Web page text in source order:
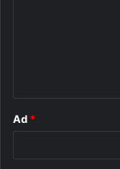
Ad *